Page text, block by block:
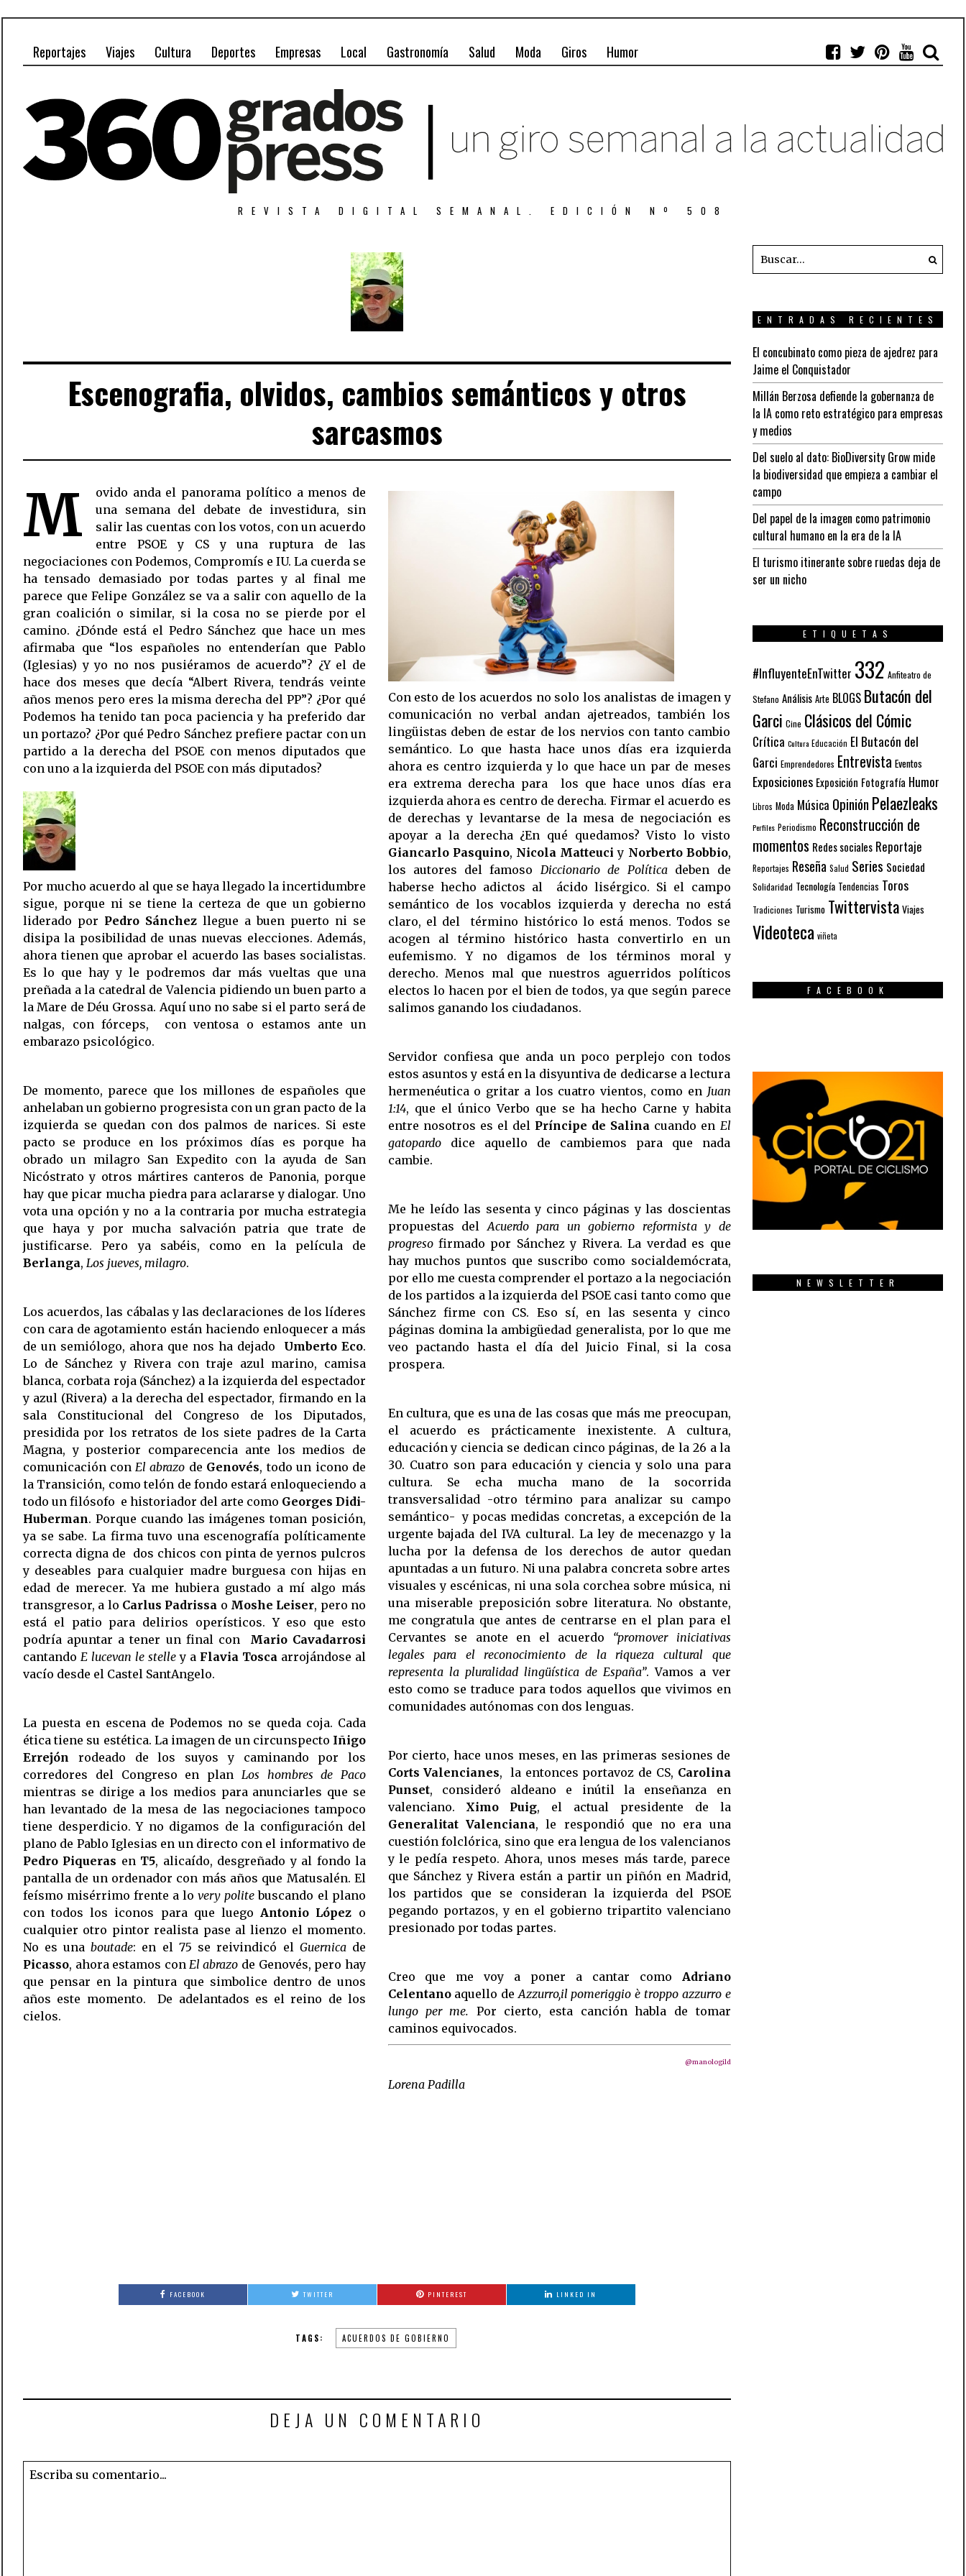
Reportajes Viajes Cultura Deportes Empresas Local Gastronomía Salud Moda Giros Humor
REVISTA DIGITAL SEMANAL. EDICIÓN Nº 508
Escenografia, olvidos, cambios semánticos y otros
sarcasmos
M
ovido anda el panorama político a menos de
una semana del debate de investidura, sin
salir las cuentas con los votos, con un acuerdo
entre PSOE y CS y una ruptura de las
negociaciones con Podemos, Compromís e IU. La cuerda se
ha tensado demasiado por todas partes y al final me
parece que Felipe González se va a salir con aquello de la
gran coalición o similar, si la cosa no se pierde por el
camino. ¿Dónde está el Pedro Sánchez que hace un mes
afirmaba que “los españoles no entenderían que Pablo
(Iglesias) y yo no nos pusiéramos de acuerdo”? ¿Y el de
hace dos meses que decía “Albert Rivera, tendrás veinte
años menos pero eres la misma derecha del PP”? ¿Por qué
Podemos ha tenido tan poca paciencia y ha preferido dar
un portazo? ¿Por qué Pedro Sánchez prefiere pactar con un
partido a la derecha del PSOE con menos diputados que
con uno a la izquierda del PSOE con más diputados?
Por mucho acuerdo al que se haya llegado la incertidumbre
sigue, porque ni se tiene la certeza de que un gobierno
liderado por Pedro Sánchez llegue a buen puerto ni se
disipa la posibilidad de unas nuevas elecciones. Además,
ahora tienen que aprobar el acuerdo las bases socialistas.
Es lo que hay y le podremos dar más vueltas que una
preñada a la catedral de Valencia pidiendo un buen parto a
la Mare de Déu Grossa. Aquí uno no sabe si el parto será de
nalgas, con fórceps, con ventosa o estamos ante un
embarazo psicológico.
De momento, parece que los millones de españoles que
anhelaban un gobierno progresista con un gran pacto de la
izquierda se quedan con dos palmos de narices. Si este
pacto se produce en los próximos días es porque ha
obrado un milagro San Expedito con la ayuda de San
Nicóstrato y otros mártires canteros de Panonia, porque
hay que picar mucha piedra para aclararse y dialogar. Uno
vota una opción y no a la contraria por mucha estrategia
que haya y por mucha salvación patria que trate de
justificarse. Pero ya sabéis, como en la película de
Berlanga, Los jueves, milagro.
Los acuerdos, las cábalas y las declaraciones de los líderes
con cara de agotamiento están haciendo enloquecer a más
de un semiólogo, ahora que nos ha dejado Umberto Eco.
Lo de Sánchez y Rivera con traje azul marino, camisa
blanca, corbata roja (Sánchez) a la izquierda del espectador
y azul (Rivera) a la derecha del espectador, firmando en la
sala Constitucional del Congreso de los Diputados,
presidida por los retratos de los siete padres de la Carta
Magna, y posterior comparecencia ante los medios de
comunicación con El abrazo de Genovés, todo un icono de
la Transición, como telón de fondo estará enloqueciendo a
todo un filósofo e historiador del arte como Georges Didi-
Huberman. Porque cuando las imágenes toman posición,
ya se sabe. La firma tuvo una escenografía políticamente
correcta digna de dos chicos con pinta de yernos pulcros
y deseables para cualquier madre burguesa con hijas en
edad de merecer. Ya me hubiera gustado a mí algo más
transgresor, a lo Carlus Padrissa o Moshe Leiser, pero no
está el patio para delirios operísticos. Y eso que esto
podría apuntar a tener un final con Mario Cavadarrosi
cantando E lucevan le stelley a Flavia Tosca arrojándose al
vacío desde el Castel SantAngelo.
La puesta en escena de Podemos no se queda coja. Cada
ética tiene su estética. La imagen de un circunspecto Iñigo
Errejón rodeado de los suyos y caminando por los
corredores del Congreso en plan Los hombres de Paco
mientras se dirige a los medios para anunciarles que se
han levantado de la mesa de las negociaciones tampoco
tiene desperdicio. Y no digamos de la configuración del
plano de Pablo Iglesias en un directo con el informativo de
Pedro Piqueras en T5, alicaído, desgreñado y al fondo la
pantalla de un ordenador con más años que Matusalén. El
feísmo misérrimo frente a lo very polite buscando el plano
con todos los iconos para que luego Antonio López o
cualquier otro pintor realista pase al lienzo el momento.
No es una boutade: en el 75 se reivindicó el Guernica de
Picasso, ahora estamos con El abrazo de Genovés, pero hay
que pensar en la pintura que simbolice dentro de unos
años este momento. De adelantados es el reino de los
cielos.
Con esto de los acuerdos no solo los analistas de imagen y
comunicación no verbal andan ajetreados, también los
lingüistas deben de estar de los nervios con tanto cambio
semántico. Lo que hasta hace unos días era izquierda
ahora es centro izquierda y lo que hace un par de meses
era extrema derecha para los que hace unos días era
izquierda ahora es centro de derecha. Firmar el acuerdo es
de derechas y levantarse de la mesa de negociación es
apoyar a la derecha ¿En qué quedamos? Visto lo visto
Giancarlo Pasquino, Nicola Matteuci y Norberto Bobbio,
los autores del famoso Diccionario de Políticadeben de
haberse hecho adictos al ácido lisérgico. Si el campo
semántico de los vocablos izquierda y derecha no está
claro, el del término histórico lo está menos. Todos se
acogen al término histórico hasta convertirlo en un
eufemismo. Y no digamos de los términos moral y
derecho. Menos mal que nuestros aguerridos políticos
electos lo hacen por el bien de todos, ya que según parece
salimos ganando los ciudadanos.
Servidor confiesa que anda un poco perplejo con todos
estos asuntos y está en la disyuntiva de dedicarse a lectura
hermenéutica o gritar a los cuatro vientos, como en Juan
1:14, que el único Verbo que se ha hecho Carne y habita
entre nosotros es el del Príncipe de Salinacuando en El
gatopardodice aquello de cambiemos para que nada
cambie.
Me he leído las sesenta y cinco páginas y las doscientas
propuestas delAcuerdo para un gobierno reformista y de
progreso firmado por Sánchez y Rivera. La verdad es que
hay muchos puntos que suscribo como socialdemócrata,
por ello me cuesta comprender el portazo a la negociación
de los partidos a la izquierda del PSOE casi tanto como que
Sánchez firme con CS. Eso sí, en las sesenta y cinco
páginas domina la ambigüedad generalista, por lo que me
veo pactando hasta el día del Juicio Final, si la cosa
prospera.
En cultura, que es una de las cosas que más me preocupan,
el acuerdo es prácticamente inexistente. A cultura,
educación y ciencia se dedican cinco páginas, de la 26 a la
30. Cuatro son para educación y ciencia y solo una para
cultura. Se echa mucha mano de la socorrida
transversalidad -otro término para analizar su campo
semántico- y pocas medidas concretas, a excepción de la
urgente bajada del IVA cultural. La ley de mecenazgo y la
lucha por la defensa de los derechos de autor quedan
apuntadas a un futuro. Ni una palabra concreta sobre artes
visuales y escénicas, ni una sola corchea sobre música, ni
una miserable preposición sobre literatura. No obstante,
me congratula que antes de centrarse en el plan para el
Cervantes se anote en el acuerdo “promover iniciativas
legales para el reconocimiento de la riqueza cultural que
representa la pluralidad lingüística de España”. Vamos a ver
esto como se traduce para todos aquellos que vivimos en
comunidades autónomas con dos lenguas.
Por cierto, hace unos meses, en las primeras sesiones de
Corts Valencianes, la entonces portavoz de CS, Carolina
Punset, consideró aldeano e inútil la enseñanza en
valenciano. Ximo Puig, el actual presidente de la
Generalitat Valenciana, le respondió que no era una
cuestión folclórica, sino que era lengua de los valencianos
y le pedía respeto. Ahora, unos meses más tarde, parece
que Sánchez y Rivera están a partir un piñón en Madrid,
los partidos que se consideran la izquierda del PSOE
pegando portazos, y en el gobierno tripartito valenciano
presionado por todas partes.
Creo que me voy a poner a cantar como Adriano
Celentanoaquello deAzzurro,il pomeriggio è troppo azzurro e
lungo per me. Por cierto, esta canción habla de tomar
caminos equivocados.
@manologild
Lorena Padilla
FACEBOOK TWITTER PINTEREST LINKED IN
TAGS: ACUERDOS DE GOBIERNO
DEJA UN COMENTARIO
ENTRADAS RECIENTES
El concubinato como pieza de ajedrez para
Jaime el Conquistador
Millán Berzosa defiende la gobernanza de
la IA como reto estratégico para empresas
y medios
Del suelo al dato: BioDiversity Grow mide
la biodiversidad que empieza a cambiar el
campo
Del papel de la imagen como patrimonio
cultural humano en la era de la IA
El turismo itinerante sobre ruedas deja de
ser un nicho
ETIQUETAS
#InfluyenteEnTwitter 332 Anfiteatro de
Stefano Análisis Arte BLOGS Butacón del
Garci Cine Clásicos del Cómic
Crítica Cultura Educación El Butacón del
Garci Emprendedores Entrevista Eventos
Exposiciones Exposición Fotografía Humor
Libros Moda Música Opinión Pelaezleaks
Perfiles Periodismo Reconstrucción de
momentos Redes sociales Reportaje
Reportajes Reseña Salud Series Sociedad
Solidaridad Tecnología Tendencias Toros
Tradiciones Turismo Twittervista Viajes
Videoteca viñeta
FACEBOOK
NEWSLETTER